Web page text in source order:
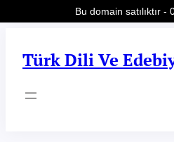
Türk Dili Ve
Bu domain satılıktır